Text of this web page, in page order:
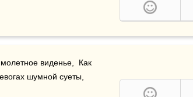
виденье,  Как
шумной суеты,